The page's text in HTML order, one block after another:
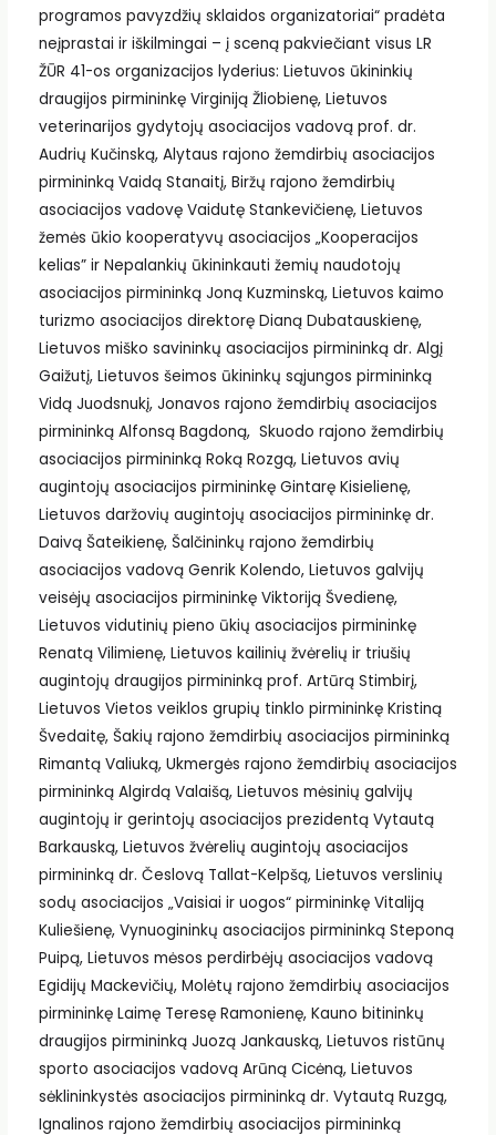
programos pavyzdžių sklaidos organizatoriai“ pradėta
neįprastai ir iškilmingai – į sceną pakviečiant visus LR
ŽŪR 41-os organizacijos lyderius: Lietuvos ūkininkių
draugijos pirmininkę Virginiją Žliobienę, Lietuvos
veterinarijos gydytojų asociacijos vadovą prof. dr.
Audrių Kučinską, Alytaus rajono žemdirbių asociacijos
pirmininką Vaidą Stanaitį, Biržų rajono žemdirbių
asociacijos vadovę Vaidutę Stankevičienę, Lietuvos
žemės ūkio kooperatyvų asociacijos „Kooperacijos
kelias” ir Nepalankių ūkininkauti žemių naudotojų
asociacijos pirmininką Joną Kuzminską, Lietuvos kaimo
turizmo asociacijos direktorę Dianą Dubatauskienę,
Lietuvos miško savininkų asociacijos pirmininką dr. Algį
Gaižutį, Lietuvos šeimos ūkininkų sąjungos pirmininką
Vidą Juodsnukį, Jonavos rajono žemdirbių asociacijos
pirmininką Alfonsą Bagdoną, Skuodo rajono žemdirbių
asociacijos pirmininką Roką Rozgą, Lietuvos avių
augintojų asociacijos pirmininkę Gintarę Kisielienę,
Lietuvos daržovių augintojų asociacijos pirmininkę dr.
Daivą Šateikienę, Šalčininkų rajono žemdirbių
asociacijos vadovą Genrik Kolendo, Lietuvos galvijų
veisėjų asociacijos pirmininkę Viktoriją Švedienę,
Lietuvos vidutinių pieno ūkių asociacijos pirmininkę
Renatą Vilimienę, Lietuvos kailinių žvėrelių ir triušių
augintojų draugijos pirmininką prof. Artūrą Stimbirį,
Lietuvos Vietos veiklos grupių tinklo pirmininkę Kristiną
Švedaitę, Šakių rajono žemdirbių asociacijos pirmininką
Rimantą Valiuką, Ukmergės rajono žemdirbių asociacijos
pirmininką Algirdą Valaišą, Lietuvos mėsinių galvijų
augintojų ir gerintojų asociacijos prezidentą Vytautą
Barkauską, Lietuvos žvėrelių augintojų asociacijos
pirmininką dr. Česlovą Tallat-Kelpšą, Lietuvos verslinių
sodų asociacijos „Vaisiai ir uogos“ pirmininkę Vitaliją
Kuliešienę, Vynuogininkų asociacijos pirmininką Steponą
Puipą, Lietuvos mėsos perdirbėjų asociacijos vadovą
Egidijų Mackevičių, Molėtų rajono žemdirbių asociacijos
pirmininkę Laimę Teresę Ramonienę, Kauno bitininkų
draugijos pirmininką Juozą Jankauską, Lietuvos ristūnų
sporto asociacijos vadovą Arūną Cicėną, Lietuvos
sėklininkystės asociacijos pirmininką dr. Vytautą Ruzgą,
Ignalinos rajono žemdirbių asociacijos pirmininką